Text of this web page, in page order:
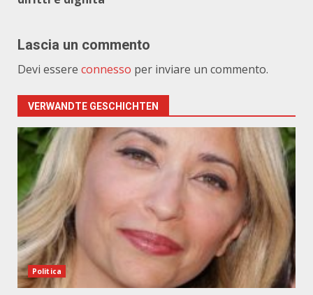
Lascia un commento
Devi essere connesso per inviare un commento.
VERWANDTE GESCHICHTEN
Politica